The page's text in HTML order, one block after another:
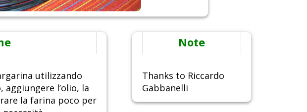
utilizzando
l’olio, la
la farina poco per
Note
Thanks to Riccardo
Gabbanelli